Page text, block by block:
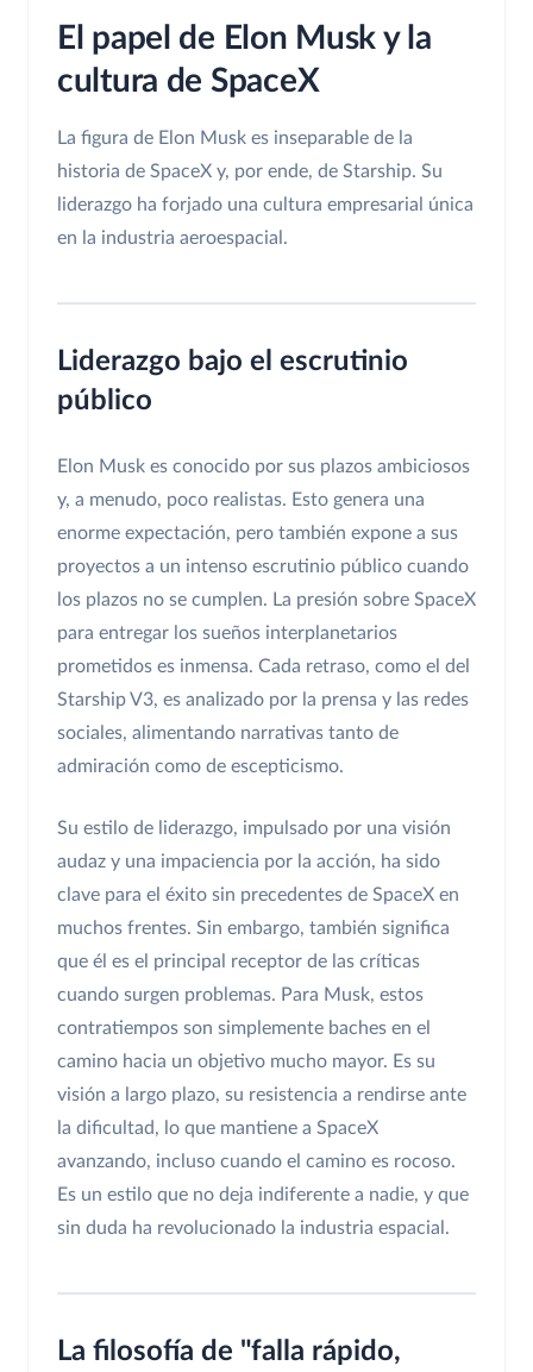
El papel de Elon Musk y la
cultura de SpaceX
La figura de Elon Musk es inseparable de la
historia de SpaceX y, por ende, de Starship. Su
liderazgo ha forjado una cultura empresarial única
en la industria aeroespacial.
Liderazgo bajo el escrutinio
público
Elon Musk es conocido por sus plazos ambiciosos
y, a menudo, poco realistas. Esto genera una
enorme expectación, pero también expone a sus
proyectos a un intenso escrutinio público cuando
los plazos no se cumplen. La presión sobre SpaceX
para entregar los sueños interplanetarios
prometidos es inmensa. Cada retraso, como el del
Starship V3, es analizado por la prensa y las redes
sociales, alimentando narrativas tanto de
admiración como de escepticismo.
Su estilo de liderazgo, impulsado por una visión
audaz y una impaciencia por la acción, ha sido
clave para el éxito sin precedentes de SpaceX en
muchos frentes. Sin embargo, también significa
que él es el principal receptor de las críticas
cuando surgen problemas. Para Musk, estos
contratiempos son simplemente baches en el
camino hacia un objetivo mucho mayor. Es su
visión a largo plazo, su resistencia a rendirse ante
la dificultad, lo que mantiene a SpaceX
avanzando, incluso cuando el camino es rocoso.
Es un estilo que no deja indiferente a nadie, y que
sin duda ha revolucionado la industria espacial.
La filosofía de "falla rápido,